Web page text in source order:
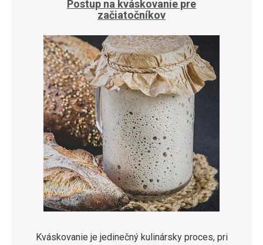
Postup na kváskovanie pre
začiatočníkov
Kváskovanie je jedinečný kulinársky proces, pri